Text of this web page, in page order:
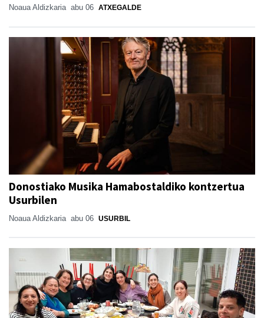
Noaua Aldizkaria abu 06 ATXEGALDE
Donostiako Musika Hamabostaldiko kontzertua
Usurbilen
Noaua Aldizkaria abu 06 USURBIL